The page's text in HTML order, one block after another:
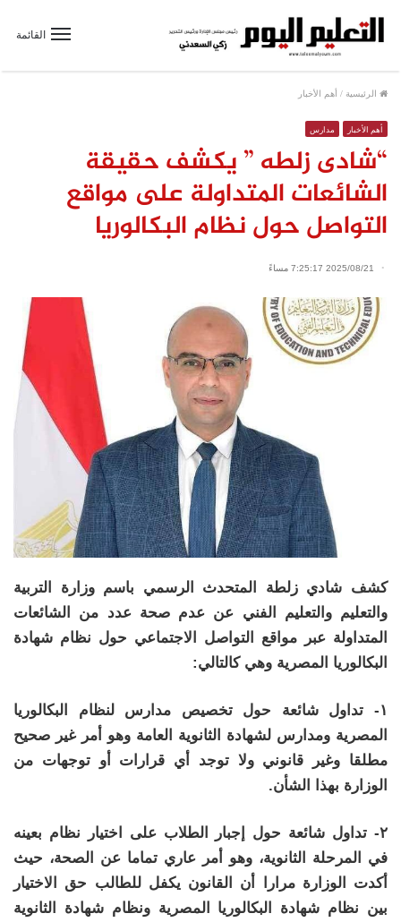
القائمة
الرئيسية / أهم الأخبار
أهم الأخبار مدارس
“شادى زلطه ” يكشف حقيقة
الشائعات المتداولة على مواقع
التواصل حول نظام البكالوريا
2025/08/21 7:25:17 مساءً
كشف شادي زلطة المتحدث الرسمي باسم وزارة التربية
والتعليم والتعليم الفني عن عدم صحة عدد من الشائعات
المتداولة عبر مواقع التواصل الاجتماعي حول نظام شهادة
البكالوريا المصرية وهي كالتالي:
١- تداول شائعة حول تخصيص مدارس لنظام البكالوريا
المصرية ومدارس لشهادة الثانوية العامة وهو أمر غير صحيح
مطلقا وغير قانوني ولا توجد أي قرارات أو توجهات من
الوزارة بهذا الشأن.
٢- تداول شائعة حول إجبار الطلاب على اختيار نظام بعينه
في المرحلة الثانوية، وهو أمر عاري تماما عن الصحة، حيث
أكدت الوزارة مرارا أن القانون يكفل للطالب حق الاختيار
بين نظام شهادة البكالوريا المصرية ونظام شهادة الثانوية